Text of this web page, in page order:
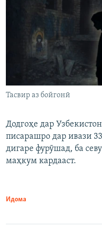
Тасвир аз бойгонӣ
Додгоҳе дар
писарашро дар ивази
дигаре фурӯшад, ба
маҳкум кардааст.
Идома